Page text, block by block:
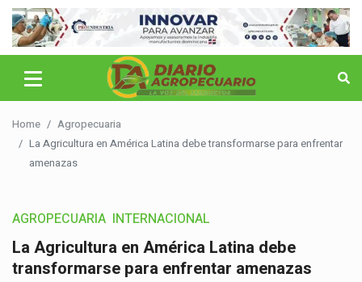
Home
Agropecuaria
La Agricultura en América Latina debe transformarse para enfrentar
amenazas
AGROPECUARIA INTERNACIONAL
La Agricultura en América Latina debe
transformarse para enfrentar amenazas